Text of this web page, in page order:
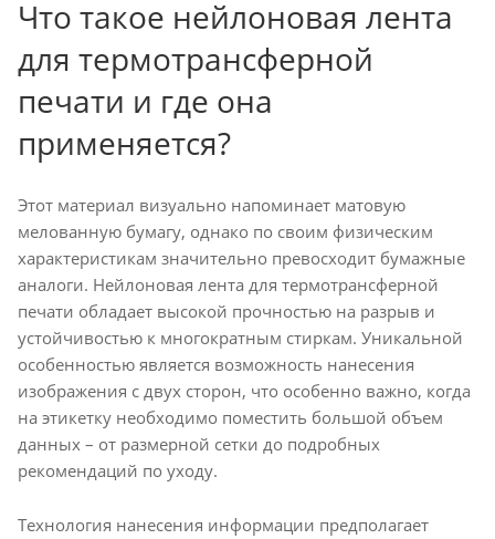
Что такое нейлоновая лента
для термотрансферной
печати и где она
применяется?
Этот материал визуально напоминает матовую
мелованную бумагу, однако по своим физическим
характеристикам значительно превосходит бумажные
аналоги. Нейлоновая лента для термотрансферной
печати обладает высокой прочностью на разрыв и
устойчивостью к многократным стиркам. Уникальной
особенностью является возможность нанесения
изображения с двух сторон, что особенно важно, когда
на этикетку необходимо поместить большой объем
данных – от размерной сетки до подробных
рекомендаций по уходу.
Технология нанесения информации предполагает